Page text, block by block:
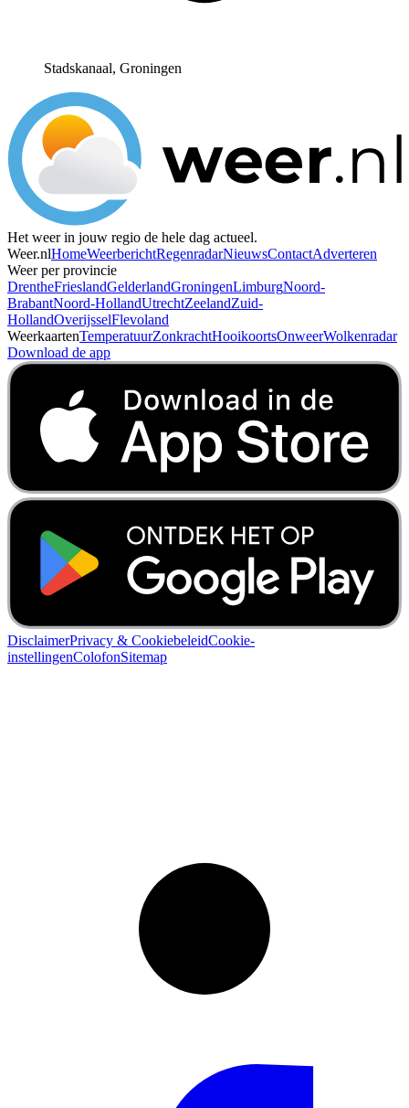
Stadskanaal, Groningen
Het weer in jouw regio de hele dag actueel.
Weer.nlHomeWeerberichtRegenradarNieuwsContactAdverteren
Weer per provincie
DrentheFrieslandGelderlandGroningenLimburgNoord-
BrabantNoord-HollandUtrechtZeelandZuid-
HollandOverijsselFlevoland
WeerkaartenTemperatuurZonkrachtHooikoortsOnweerWolkenradar
Download de app
DisclaimerPrivacy & CookiebeleidCookie-
instellingenColofonSitemap